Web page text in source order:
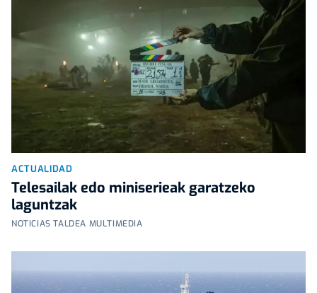
ACTUALIDAD
Telesailak edo miniserieak garatzeko
laguntzak
NOTICIAS TALDEA MULTIMEDIA